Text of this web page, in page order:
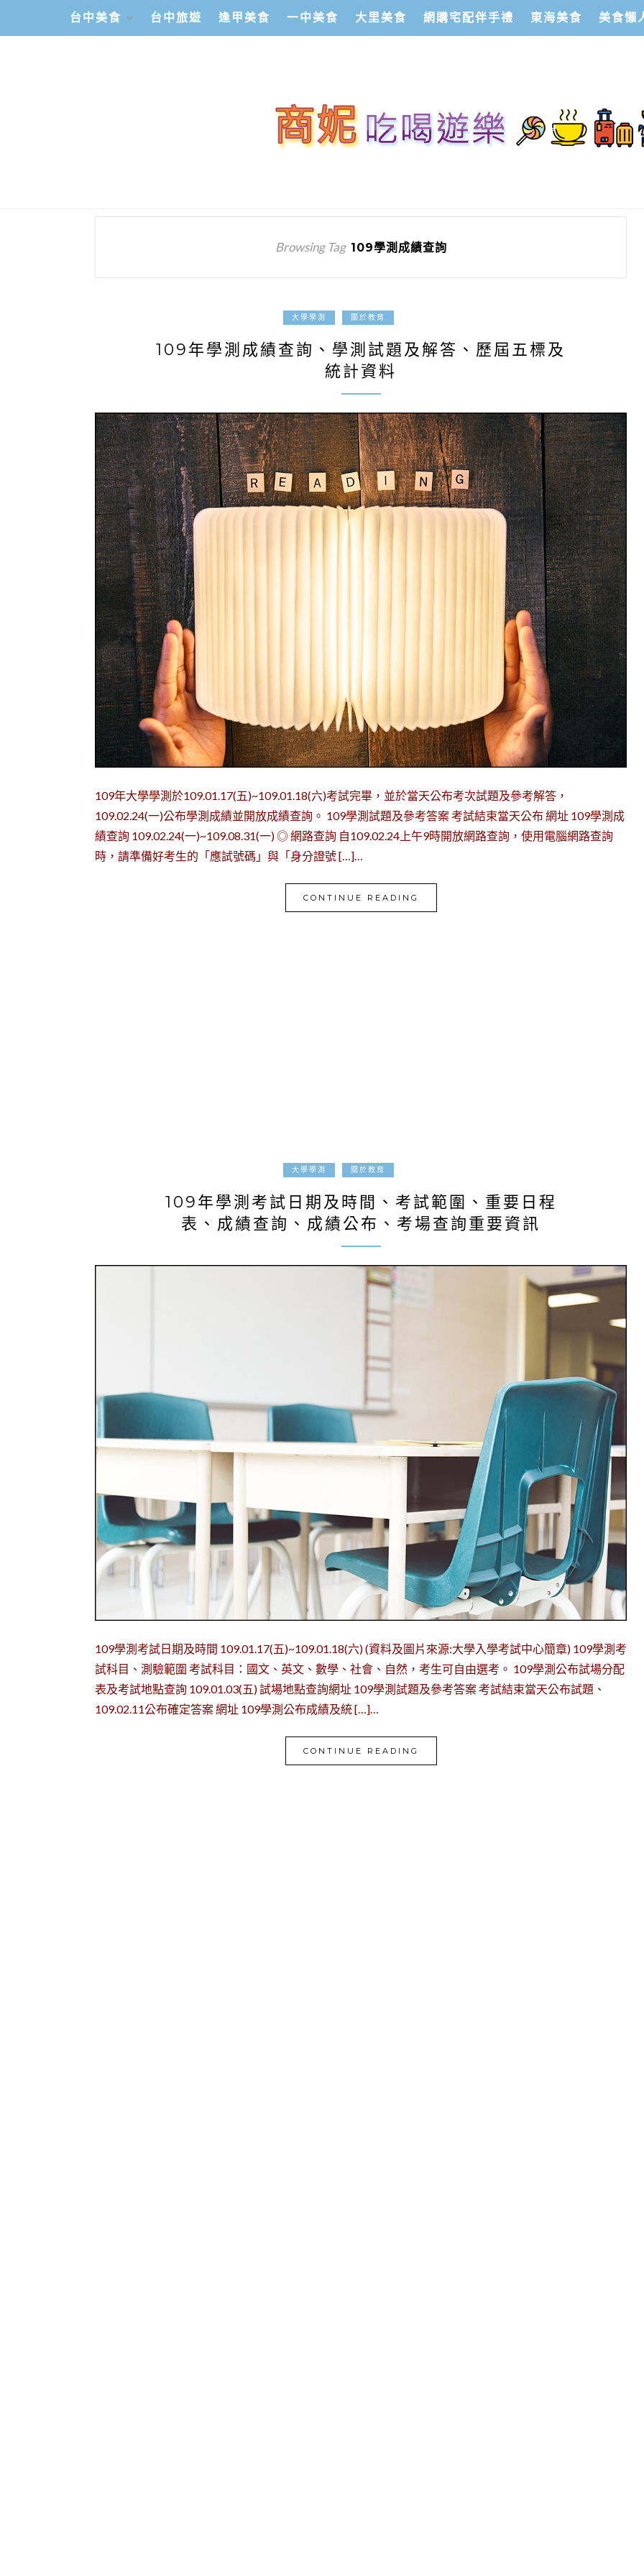
台中美食 台中旅遊 逢甲美食 一中美食 大里美食 網購宅配伴手禮 東海美食 美食懶
Browsing Tag 109學測成績查詢
大學學測 關於教育
109年學測成績查詢、學測試題及解答、歷屆五標及
統計資料
109年大學學測於109.01.17(五)~109.01.18(六)考試完畢，並於當天公布考次試題及參考解答，
109.02.24(一)公布學測成績並開放成績查詢。 109學測試題及參考答案 考試結束當天公布 網址 109學測成
績查詢 109.02.24(一)~109.08.31(一) ◎ 網路查詢 自109.02.24上午9時開放網路查詢，使用電腦網路查詢
時，請準備好考生的「應試號碼」與「身分證號 […]…
CONTINUE READING
大學學測 關於教育
109年學測考試日期及時間、考試範圍、重要日程
表、成績查詢、成績公布、考場查詢重要資訊
109學測考試日期及時間 109.01.17(五)~109.01.18(六) (資料及圖片來源:大學入學考試中心簡章) 109學測考
試科目、測驗範圍 考試科目：國文、英文、數學、社會、自然，考生可自由選考。 109學測公布試場分配
表及考試地點查詢 109.01.03(五) 試場地點查詢網址 109學測試題及參考答案 考試結束當天公布試題、
109.02.11公布確定答案 網址 109學測公布成績及統 […]…
CONTINUE READING